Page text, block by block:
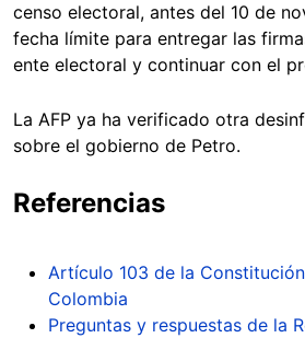
censo electoral, antes del 10 de
fecha límite para entregar las
ente electoral y continuar con el
La AFP ya ha verificado otra
sobre el gobierno de Petro.
Referencias
Artículo 103 de la
Colombia
Preguntas y respuestas de la